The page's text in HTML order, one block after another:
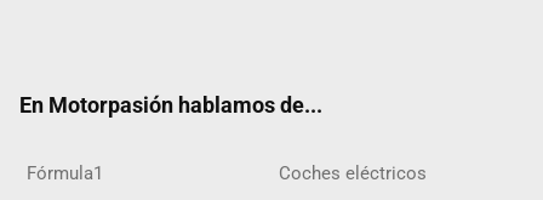
En Motorpasión hablamos de...
Fórmula1 Coches eléctricos